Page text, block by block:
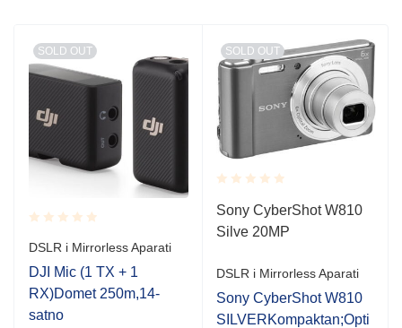
SOLD OUT
Rated
0.001
out
of
5
DSLR i Mirrorless Aparati
DJI Mic (1 TX + 1
RX)Domet 250m,14-
satno
SOLD OUT
Rated
0.001
out
Sony CyberShot W810
Silve 20MP
DSLR i Mirrorless Aparati
Sony CyberShot W810
SILVERKompaktan;Opti